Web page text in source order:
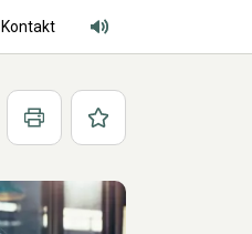
Kontakt
Adgang for alle lyd
Print Favoritter